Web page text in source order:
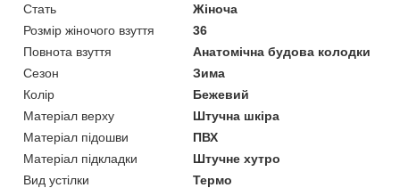
Стать
Жіноча
Розмір жіночого взуття
36
Повнота взуття
Анатомічна будова колодки
Сезон
Зима
Колір
Бежевий
Матеріал верху
Штучна шкіра
Матеріал підошви
ПВХ
Матеріал підкладки
Штучне хутро
Вид устілки
Термо